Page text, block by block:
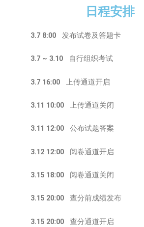
日程安排
3.7 8:00 发布试卷及答题卡
3.7 ~ 3.10 自行组织考试
3.7 16:00 上传通道开启
3.11 10:00 上传通道关闭
3.11 12:00 公布试题答案
3.12 12:00 阅卷通道开启
3.15 18:00 阅卷通道关闭
3.15 20:00 查分前成绩发布
3.15 20:00 查分通道开启